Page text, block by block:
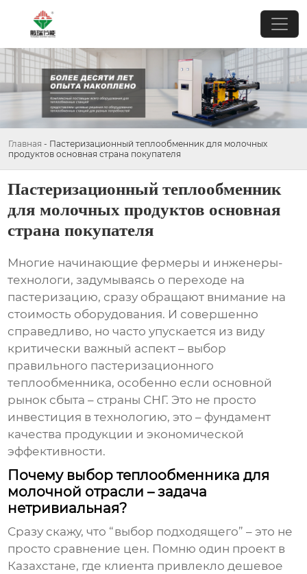
Главная - Пастеризационный теплообменник для молочных
продуктов основная страна покупателя
Пастеризационный теплообменник
для молочных продуктов основная
страна покупателя
Многие начинающие фермеры и инженеры-
технологи, задумываясь о переходе на
пастеризацию, сразу обращают внимание на
стоимость оборудования. И совершенно
справедливо, но часто упускается из виду
критически важный аспект – выбор
правильного пастеризационного
теплообменника, особенно если основной
рынок сбыта – страны СНГ. Это не просто
инвестиция в технологию, это – фундамент
качества продукции и экономической
эффективности.
Почему выбор теплообменника для
молочной отрасли – задача
нетривиальная?
Сразу скажу, что “выбор подходящего” – это не
просто сравнение цен. Помню один проект в
Казахстане, где клиента привлекло дешевое